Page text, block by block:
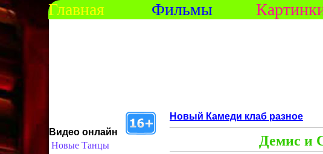
Главная Фильмы
Видео онлайн
Новые Танцы
Новый Камеди клаб разное
Демис и